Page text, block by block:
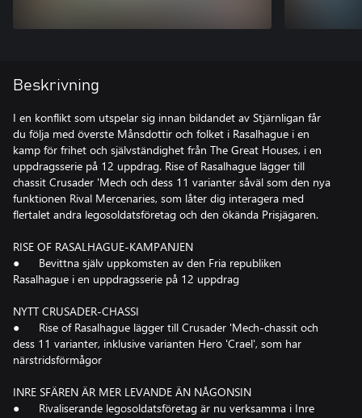
Beskrivning
I en konflikt som utspelar sig innan bildandet av Stjärnligan får
du följa med överste Månsdottir och folket i Rasalhague i en
kamp för frihet och självständighet från The Great Houses, i en
uppdragsserie på 12 uppdrag. Rise of Rasalhague lägger till
chassit Crusader 'Mech och dess 11 varianter såväl som den nya
funktionen Rival Mercenaries, som låter dig interagera med
flertalet andra legosoldatsföretag och den ökända Prisjägaren.
RISE OF RASALHAGUE-KAMPANJEN
● Bevittna själv uppkomsten av den Fria republiken
Rasalhague i en uppdragsserie på 12 uppdrag
NYTT CRUSADER-CHASSI
● Rise of Rasalhague lägger till Crusader 'Mech-chassit och
dess 11 varianter, inklusive varianten Hero 'Crael', som har
närstridsförmågor
INRE SFÄREN ÄR MER LEVANDE ÄN NÅGONSIN
● Rivaliserande legosoldatsföretag är nu verksamma i Inre